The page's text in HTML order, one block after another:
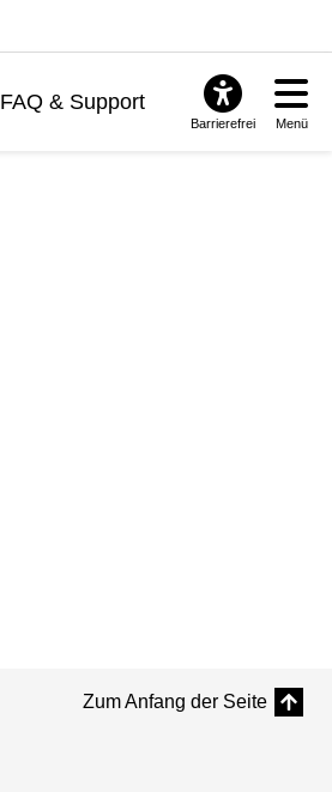
FAQ & Support
Barrierefrei Menü
Zum Anfang der Seite